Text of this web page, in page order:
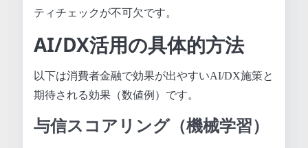
ティチェックが不可欠です。
AI/DX活用の具体的方法
以下は消費者金融で効果が出やすいAI/DX施策と
期待される効果（数値例）です。
与信スコアリング（機械学習）